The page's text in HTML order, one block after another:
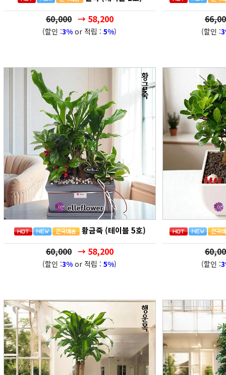
60,000 → 58,200
(할인 :3% or 적립 : 5%) (할인 :
황금죽 (테이블 5호)
60,000 → 58,200
(할인 :3% or 적립 : 5%) (할인 :